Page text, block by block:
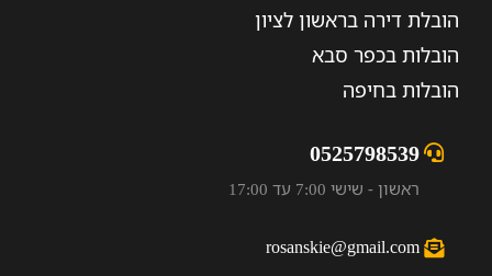
הובלת דירה בראשון לציון
הובלות בכפר סבא
הובלות בחיפה
0525798539
ראשון - שישי 7:00 עד 17:00
rosanskie@gmail.com